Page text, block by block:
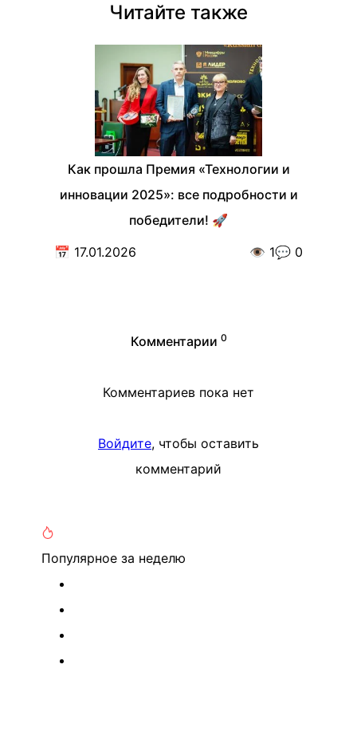
Читайте также
Как прошла Премия «Технологии и
инновации 2025»: все подробности и
победители! 🚀
📅 17.01.2026 👁️ 1💬 0
Комментарии 0
Комментариев пока нет
Войдите, чтобы оставить
комментарий
Популярное за неделю